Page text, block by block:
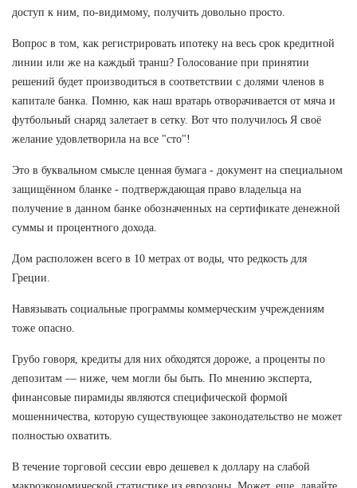
доступ к ним, по-видимому, получить довольно просто.
Вопрос в том, как регистрировать ипотеку на весь срок кредитной
линии или же на каждый транш? Голосование при принятии
решений будет производиться в соответствии с долями членов в
капитале банка. Помню, как наш вратарь отворачивается от мяча и
футбольный снаряд залетает в сетку. Вот что получилось Я своё
желание удовлетворила на все "сто"!
Это в буквальном смысле ценная бумага - документ на специальном
защищённом бланке - подтверждающая право владельца на
получение в данном банке обозначенных на сертификате денежной
суммы и процентного дохода.
Дом расположен всего в 10 метрах от воды, что редкость для
Греции.
Навязывать социальные программы коммерческим учреждениям
тоже опасно.
Грубо говоря, кредиты для них обходятся дороже, а проценты по
депозитам — ниже, чем могли бы быть. По мнению эксперта,
финансовые пирамиды являются специфической формой
мошенничества, которую существующее законодательство не может
полностью охватить.
В течение торговой сессии евро дешевел к доллару на слабой